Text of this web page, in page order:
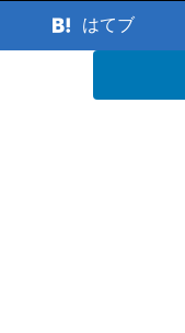
はてブ